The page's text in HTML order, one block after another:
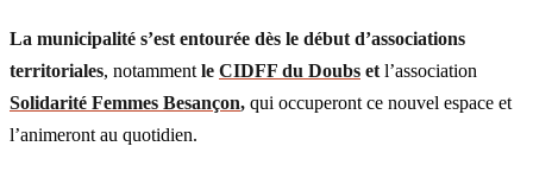
La municipalité s’est entourée dès le début d’associations
territoriales, notamment le CIDFF du Doubs et l’association
Solidarité Femmes Besançon, qui occuperont ce nouvel espace et
l’animeront au quotidien.